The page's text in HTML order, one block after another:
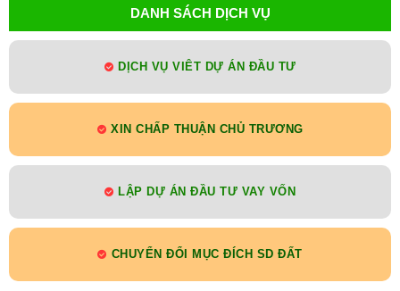
DANH SÁCH DỊCH VỤ
DỊCH VỤ VIÊT DỰ ÁN ĐẦU TƯ
XIN CHẤP THUẬN CHỦ TRƯƠNG
LẬP DỰ ÁN ĐẦU TƯ VAY VỐN
CHUYỂN ĐỔI MỤC ĐÍCH SD ĐẤT